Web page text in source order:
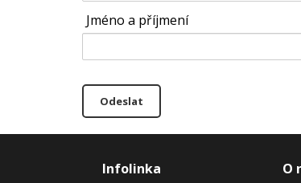
Jméno a příjmení
Odeslat
Infolinka O